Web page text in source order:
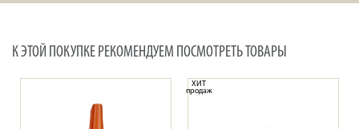
К ЭТОЙ ПОКУПКЕ РЕКОМЕНДУЕМ ПОСМОТРЕТЬ ТОВАРЫ
ХИТ
продаж